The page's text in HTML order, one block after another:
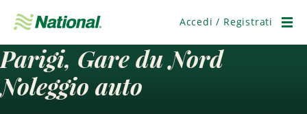
navigazione
Accedi / Registrati
Parigi, Gare du Nord
Noleggio auto